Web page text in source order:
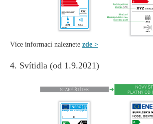
Více informací naleznete zde >
4. Svítidla (od 1.9.2021)